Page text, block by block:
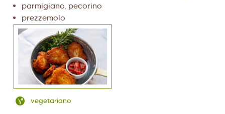
parmigiano pecorino
prezzemolo
vegetariano